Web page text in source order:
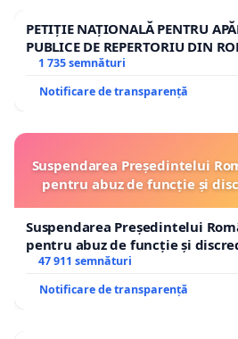
PETIȚIE NAȚIONALĂ PENTRU
PUBLICE DE REPERTORIU DIN
1 735 semnături
Notificare de transparență
Suspendarea Președintelui
pentru abuz de funcție și
Suspendarea Președintelui
pentru abuz de funcție și
47 911 semnături
Notificare de transparență